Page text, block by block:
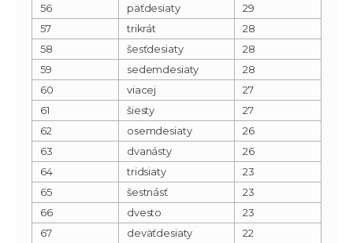
56
päťdesiaty
29
57
trikrát
28
58
šesťdesiaty
28
59
sedemdesiaty
28
60
viacej
27
61
šiesty
27
62
osemdesiaty
26
63
dvanásty
26
64
tridsiaty
23
65
šestnásť
23
66
dvesto
23
67
deväťdesiaty
22